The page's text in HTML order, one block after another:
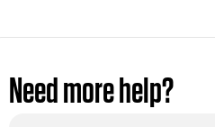
Need more help?